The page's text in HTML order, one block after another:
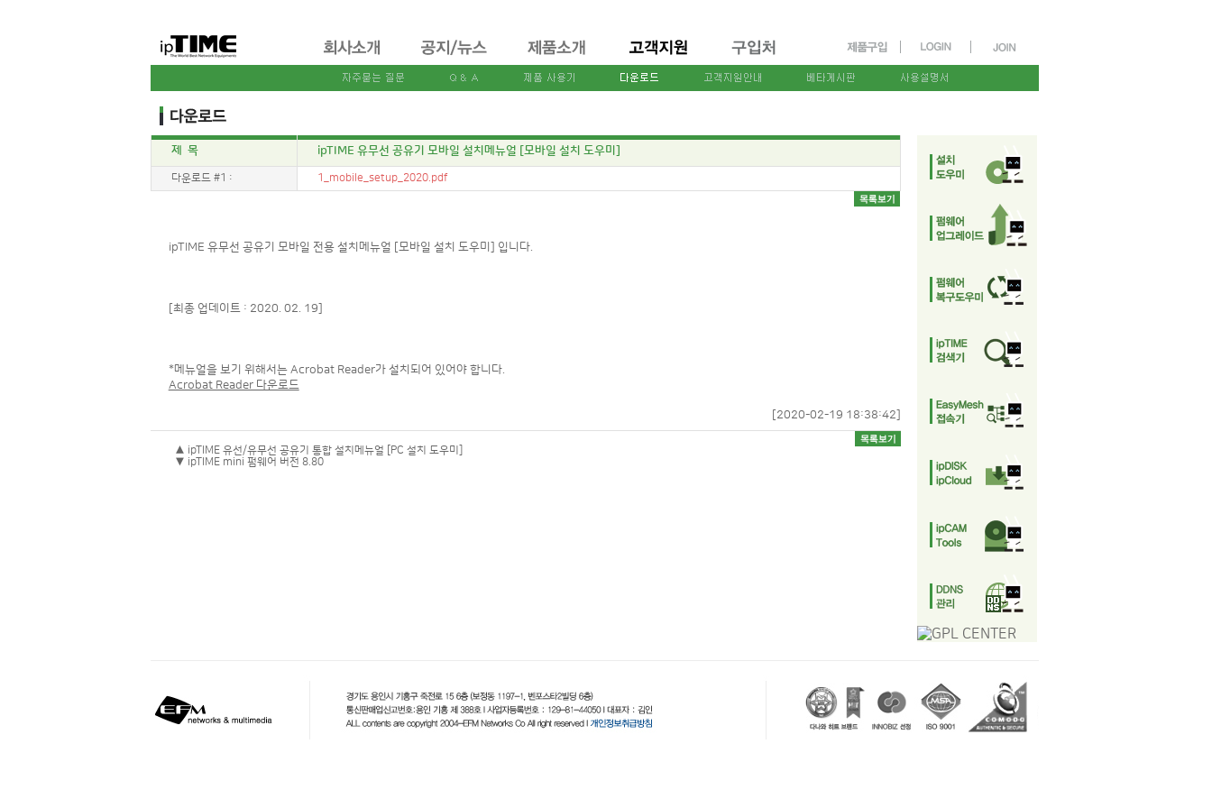
제 목 ipTIME 유무선 공유기 모바일 설치메뉴얼 [모바일 설치 도우미]
다운로드 #1 : 1_mobile_setup_2020.pdf
ipTIME 유무선 공유기 모바일 전용 설치메뉴얼 [모바일 설치 도우미] 입니다.
[최종 업데이트 : 2020. 02. 19]
*메뉴얼을 보기 위해서는 Acrobat Reader가 설치되어 있어야 합니다.
Acrobat Reader 다운로드
[2020-02-19 18:38:42]
▲ ipTIME 유선/유무선 공유기 통합 설치메뉴얼 [PC 설치 도우미]
▼ ipTIME mini 펌웨어 버전 8.80